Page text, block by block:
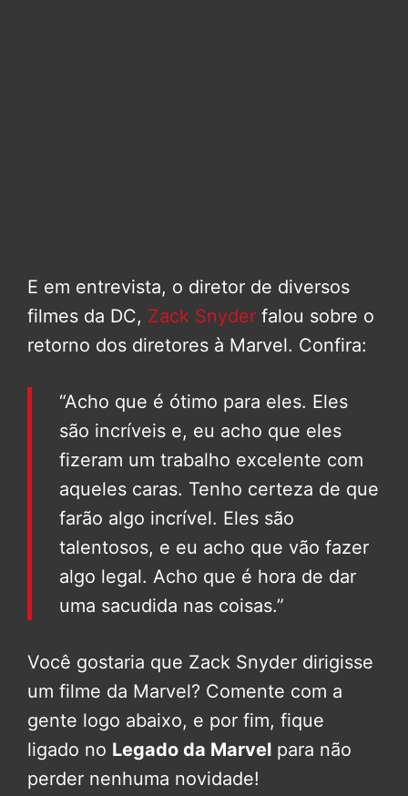
E em entrevista, o diretor de diversos
filmes da DC, Zack Snyder falou sobre o
retorno dos diretores à Marvel. Confira:
“Acho que é ótimo para eles. Eles
são incríveis e, eu acho que eles
fizeram um trabalho excelente com
aqueles caras. Tenho certeza de que
farão algo incrível. Eles são
talentosos, e eu acho que vão fazer
algo legal. Acho que é hora de dar
uma sacudida nas coisas.”
Você gostaria que Zack Snyder dirigisse
um filme da Marvel? Comente com a
gente logo abaixo, e por fim, fique
ligado no Legado da Marvel para não
perder nenhuma novidade!